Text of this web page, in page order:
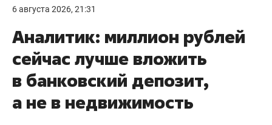
6 августа 2026, 21:31
Аналитик: миллион рублей
сейчас лучше вложить
в банковский депозит,
а не в недвижимость